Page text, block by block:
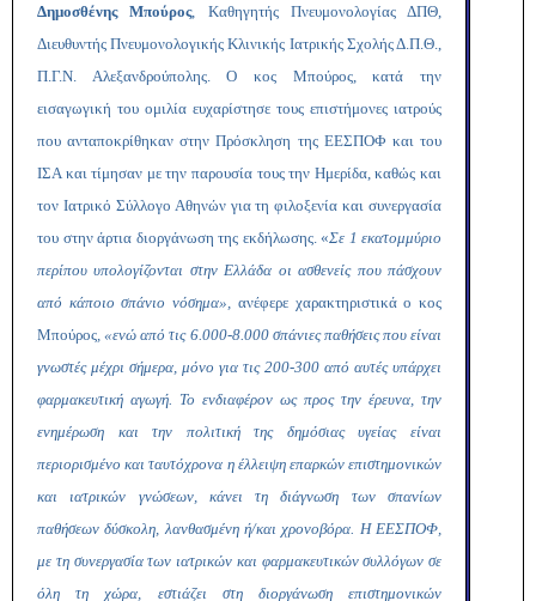
Δημοσθένης Μπούρος, Καθηγητής Πνευμονολογίας ΔΠΘ,
Διευθυντής Πνευμονολογικής Κλινικής Ιατρικής Σχολής Δ.Π.Θ.,
Π.Γ.Ν. Αλεξανδρούπολης. Ο κος Μπούρος, κατά την
εισαγωγική του ομιλία ευχαρίστησε τους επιστήμονες ιατρούς
που ανταποκρίθηκαν στην Πρόσκληση της ΕΕΣΠΟΦ και του
ΙΣΑ και τίμησαν με την παρουσία τους την Ημερίδα, καθώς και
τον Ιατρικό Σύλλογο Αθηνών για τη φιλοξενία και συνεργασία
του στην άρτια διοργάνωση της εκδήλωσης. «Σε 1 εκατομμύριο
περίπου υπολογίζονται στην Ελλάδα οι ασθενείς που πάσχουν
από κάποιο σπάνιο νόσημα», ανέφερε χαρακτηριστικά ο κος
Μπούρος, «ενώ από τις 6.000-8.000 σπάνιες παθήσεις που είναι
γνωστές μέχρι σήμερα, μόνο για τις 200-300 από αυτές υπάρχει
φαρμακευτική αγωγή. Το ενδιαφέρον ως προς την έρευνα, την
ενημέρωση και την πολιτική της δημόσιας υγείας είναι
περιορισμένο και ταυτόχρονα η έλλειψη επαρκών επιστημονικών
και ιατρικών γνώσεων, κάνει τη διάγνωση των σπανίων
παθήσεων δύσκολη, λανθασμένη ή/και χρονοβόρα. Η ΕΕΣΠΟΦ,
με τη συνεργασία των ιατρικών και φαρμακευτικών συλλόγων σε
όλη τη χώρα, εστιάζει στη διοργάνωση επιστημονικών